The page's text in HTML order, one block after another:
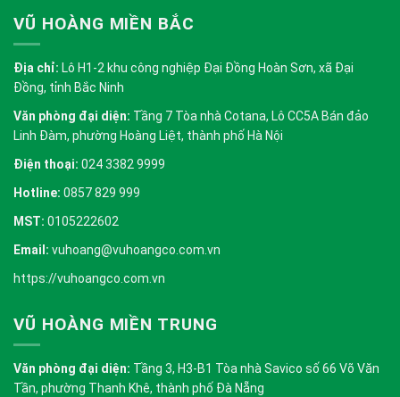
VŨ HOÀNG MIỀN BẮC
Địa chỉ: Lô H1-2 khu công nghiệp Đại Đồng Hoàn Sơn, xã Đại
Đồng, tỉnh Bắc Ninh
Văn phòng đại diện: Tầng 7 Tòa nhà Cotana, Lô CC5A Bán đảo
Linh Đàm, phường Hoàng Liệt, thành phố Hà Nội
Điện thoại: 024 3382 9999
Hotline: 0857 829 999
MST: 0105222602
Email: vuhoang@vuhoangco.com.vn
https://vuhoangco.com.vn
VŨ HOÀNG MIỀN TRUNG
Văn phòng đại diện: Tầng 3, H3-B1 Tòa nhà Savico số 66 Võ Văn
Tần, phường Thanh Khê, thành phố Đà Nẵng